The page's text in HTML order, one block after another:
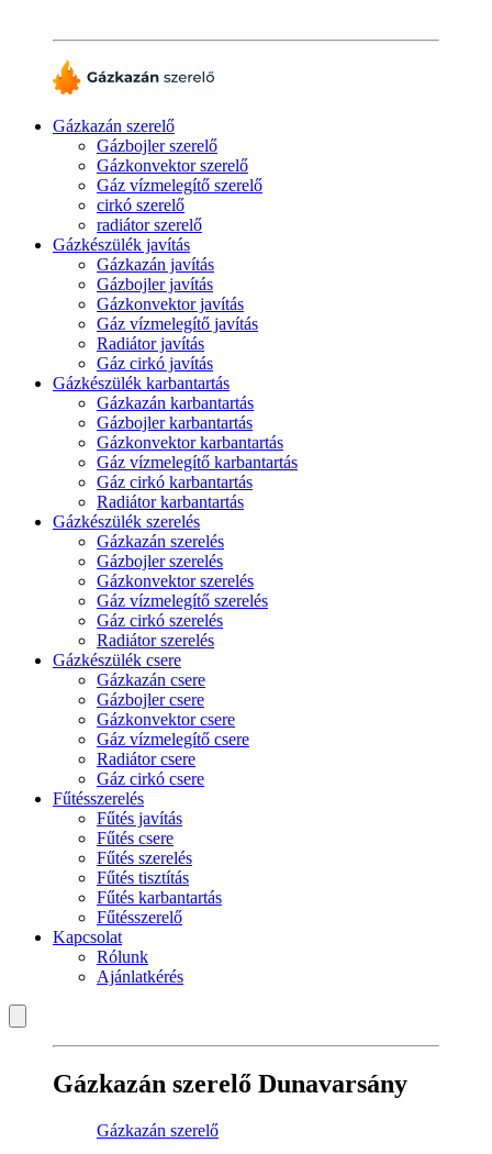
Gázkazán szerelő
Gázbojler szerelő
Gázkonvektor szerelő
Gáz vízmelegítő szerelő
cirkó szerelő
radiátor szerelő
Gázkészülék javítás
Gázkazán javítás
Gázbojler javítás
Gázkonvektor javítás
Gáz vízmelegítő javítás
Radiátor javítás
Gáz cirkó javítás
Gázkészülék karbantartás
Gázkazán karbantartás
Gázbojler karbantartás
Gázkonvektor karbantartás
Gáz vízmelegítő karbantartás
Gáz cirkó karbantartás
Radiátor karbantartás
Gázkészülék szerelés
Gázkazán szerelés
Gázbojler szerelés
Gázkonvektor szerelés
Gáz vízmelegítő szerelés
Gáz cirkó szerelés
Radiátor szerelés
Gázkészülék csere
Gázkazán csere
Gázbojler csere
Gázkonvektor csere
Gáz vízmelegítő csere
Radiátor csere
Gáz cirkó csere
Fűtésszerelés
Fűtés javítás
Fűtés csere
Fűtés szerelés
Fűtés tisztítás
Fűtés karbantartás
Fűtésszerelő
Kapcsolat
Rólunk
Ajánlatkérés
Gázkazán szerelő Dunavarsány
Gázkazán szerelő